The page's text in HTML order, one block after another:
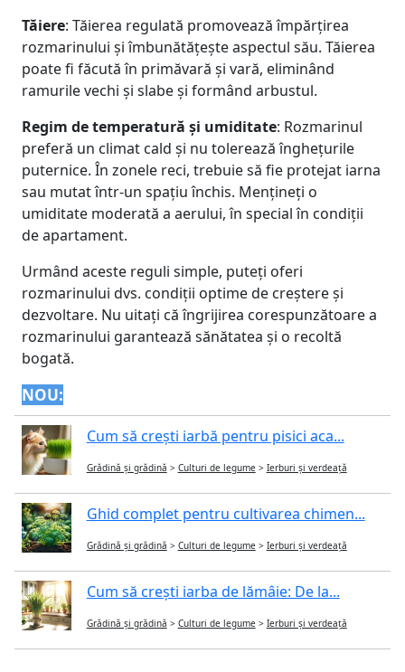
Tăiere: Tăierea regulată promovează împărțirea
rozmarinului și îmbunătățește aspectul său. Tăierea
poate fi făcută în primăvară și vară, eliminând
ramurile vechi și slabe și formând arbustul.
Regim de temperatură și umiditate: Rozmarinul
preferă un climat cald și nu tolerează înghețurile
puternice. În zonele reci, trebuie să fie protejat iarna
sau mutat într-un spațiu închis. Mențineți o
umiditate moderată a aerului, în special în condiții
de apartament.
Urmând aceste reguli simple, puteți oferi
rozmarinului dvs. condiții optime de creștere și
dezvoltare. Nu uitați că îngrijirea corespunzătoare a
rozmarinului garantează sănătatea și o recoltă
bogată.
NOU:
Cum să crești iarbă pentru pisici aca...
Grădină și grădină > Culturi de legume > Ierburi și verdeață
Ghid complet pentru cultivarea chimen...
Grădină și grădină > Culturi de legume > Ierburi și verdeață
Cum să crești iarba de lămâie: De la...
Grădină și grădină > Culturi de legume > Ierburi și verdeață